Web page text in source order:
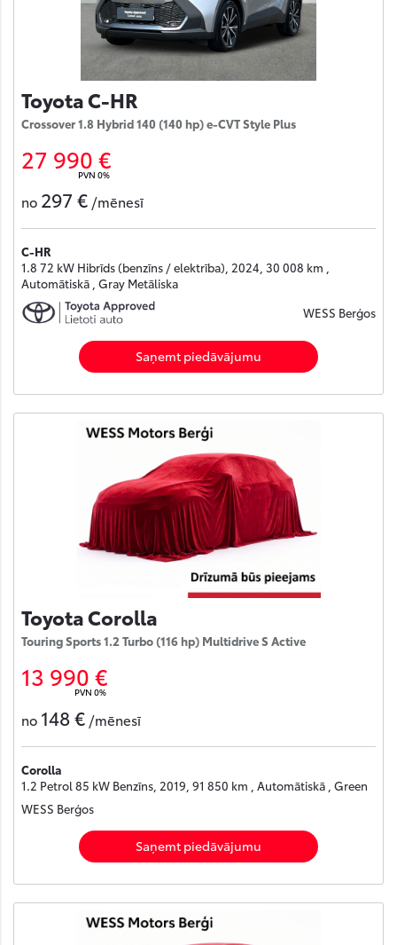
Toyota C-HR
Crossover 1.8 Hybrid 140 (140 hp) e-CVT Style Plus
27 990 €
PVN 0%
no 297 € /mēnesī
C-HR
1.8 72 kW Hibrīds (benzīns / elektrība), 2024, 30 008 km ,
Automātiskā , Gray Metāliska
WESS Berģos
Saņemt piedāvājumu
Toyota Corolla
Touring Sports 1.2 Turbo (116 hp) Multidrive S Active
13 990 €
PVN 0%
no 148 € /mēnesī
Corolla
1.2 Petrol 85 kW Benzīns, 2019, 91 850 km , Automātiskā , Green
WESS Berģos
Saņemt piedāvājumu